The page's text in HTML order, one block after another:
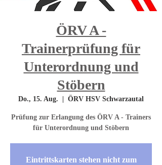
ÖRV A -
Trainerprüfung für
Unterordnung und
Stöbern
Do., 15. Aug. ÖRV HSV Schwarzautal
Prüfung zur Erlangung des ÖRV A - Trainers
für Unterordnung und Stöbern
Eintrittskarten stehen nicht zum